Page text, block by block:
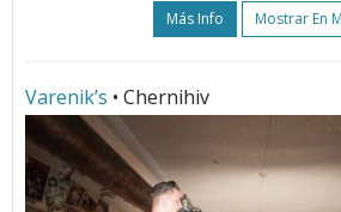
Más Info Mostrar En
Varenik’s • Chernihiv